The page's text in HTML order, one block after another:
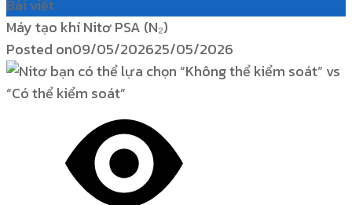
Bài viết
Máy tạo khí Nitơ PSA (N₂)
Posted on09/05/202625/05/2026